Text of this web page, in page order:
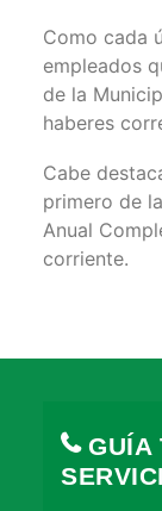
Como cada
empleados
de la
haberes
Cabe
primero de
Anual
corriente.
GUÍA